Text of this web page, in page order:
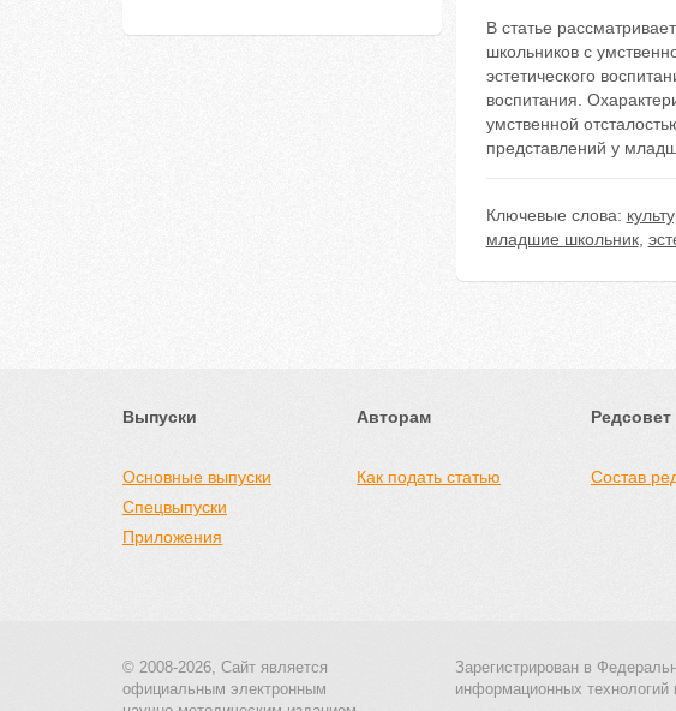
В статье
школьников с
эстетического
воспитания.
умственной
представлений у
Ключевые слова:
младшие школьник,
Выпуски
Основные выпуски
Спецвыпуски
Приложения
Авторам
Как подать статью
Редсовет
Состав
© 2008-2026, Сайт является
официальным электронным
Зарегистрирован в
информационных